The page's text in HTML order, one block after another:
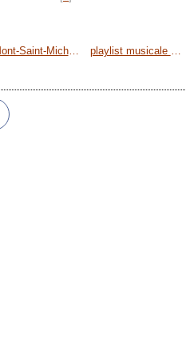
conseil de communauté de Communes Avranches Mont-Saint-Michel, samedi 1er octobre 2016 - compte-rendu vidéos, tweets, ... playlist musicale #3 • lundi 10-10-2016